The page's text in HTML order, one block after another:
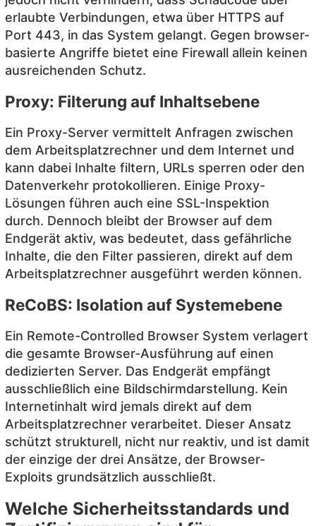
erlaubte Verbindungen, etwa über HTTPS auf
Port 443, in das System gelangt. Gegen browser-
basierte Angriffe bietet eine Firewall allein keinen
ausreichenden Schutz.
Proxy: Filterung auf Inhaltsebene
Ein Proxy-Server vermittelt Anfragen zwischen
dem Arbeitsplatzrechner und dem Internet und
kann dabei Inhalte filtern, URLs sperren oder den
Datenverkehr protokollieren. Einige Proxy-
Lösungen führen auch eine SSL-Inspektion
durch. Dennoch bleibt der Browser auf dem
Endgerät aktiv, was bedeutet, dass gefährliche
Inhalte, die den Filter passieren, direkt auf dem
Arbeitsplatzrechner ausgeführt werden können.
ReCoBS: Isolation auf Systemebene
Ein Remote-Controlled Browser System verlagert
die gesamte Browser-Ausführung auf einen
dedizierten Server. Das Endgerät empfängt
ausschließlich eine Bildschirmdarstellung. Kein
Internetinhalt wird jemals direkt auf dem
Arbeitsplatzrechner verarbeitet. Dieser Ansatz
schützt strukturell, nicht nur reaktiv, und ist damit
der einzige der drei Ansätze, der Browser-
Exploits grundsätzlich ausschließt.
Welche Sicherheitsstandards und